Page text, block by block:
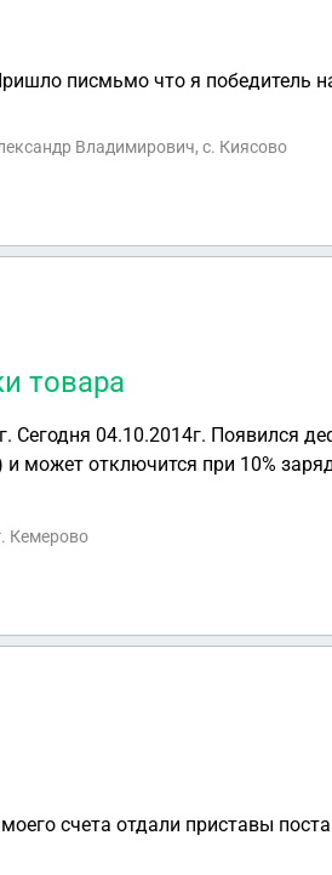
писмьмо что я победитель
Владимирович, с. Киясово
товара
Сегодня 04.10.2014г. Появился
может отключится при 10%
покупки? И еще при покупке,
Кемерово
счета отдали приставы